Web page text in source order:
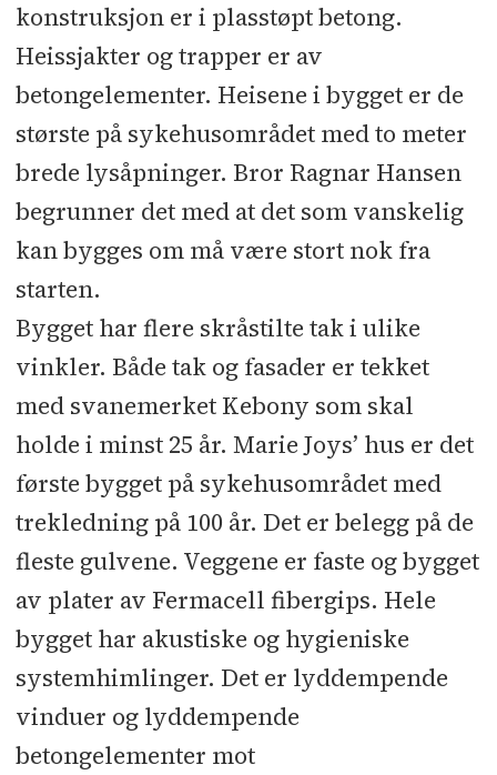
konstruksjon er i plasstøpt betong.
Heissjakter og trapper er av
betongelementer. Heisene i bygget er de
største på sykehusområdet med to meter
brede lysåpninger. Bror Ragnar Hansen
begrunner det med at det som vanskelig
kan bygges om må være stort nok fra
starten.
Bygget har flere skråstilte tak i ulike
vinkler. Både tak og fasader er tekket
med svanemerket Kebony som skal
holde i minst 25 år. Marie Joys’ hus er det
første bygget på sykehusområdet med
trekledning på 100 år. Det er belegg på de
fleste gulvene. Veggene er faste og bygget
av plater av Fermacell fibergips. Hele
bygget har akustiske og hygieniske
systemhimlinger. Det er lyddempende
vinduer og lyddempende
betongelementer mot